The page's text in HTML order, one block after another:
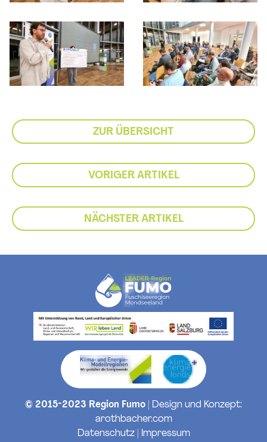
ZUR ÜBERSICHT
VORIGER ARTIKEL
NÄCHSTER ARTIKEL
© 2015-2023 Region Fumo | Design und Konzept:
arothbacher.com
Datenschutz
Impressum